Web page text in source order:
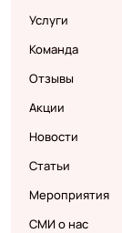
Услуги
Команда
Отзывы
Акции
Новости
Статьи
Мероприятия
СМИ о нас